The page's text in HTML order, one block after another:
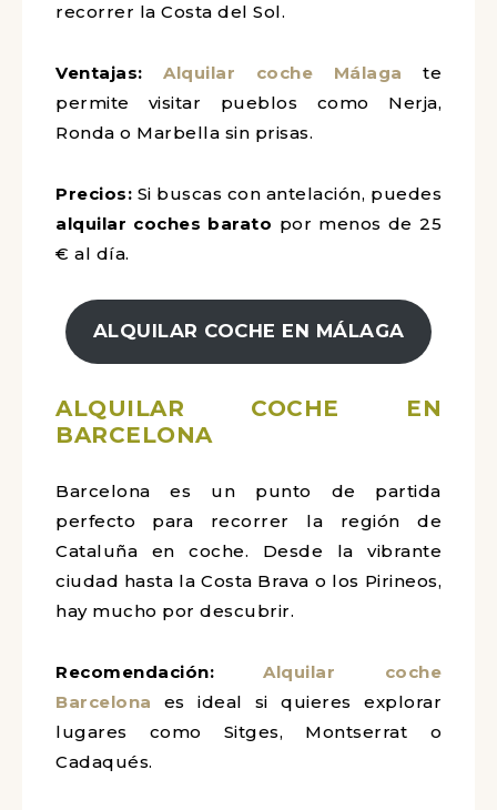
recorrer la Costa del Sol.
Ventajas: Alquilar coche Málaga te
permite visitar pueblos como Nerja,
Ronda o Marbella sin prisas.
Precios: Si buscas con antelación, puedes
alquilar coches barato por menos de 25
€ al día.
ALQUILAR COCHE EN MÁLAGA
ALQUILAR COCHE EN
BARCELONA
Barcelona es un punto de partida
perfecto para recorrer la región de
Cataluña en coche. Desde la vibrante
ciudad hasta la Costa Brava o los Pirineos,
hay mucho por descubrir.
Recomendación:
Alquilar coche
Barcelona es ideal si quieres explorar
lugares como Sitges, Montserrat o
Cadaqués.